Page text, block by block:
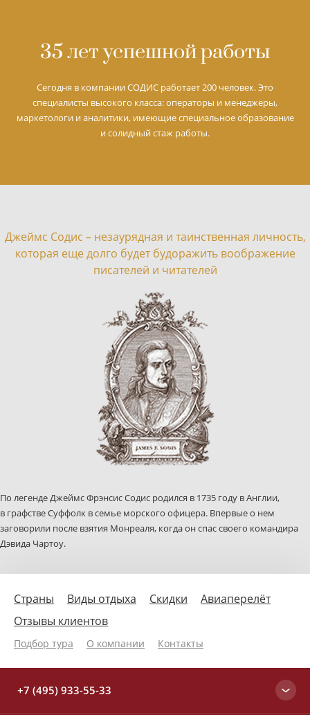
35 лет успешной работы
Сегодня в компании СОДИС работает 200 человек. Это
специалисты высокого класса: операторы и менеджеры,
маркетологи и аналитики, имеющие специальное образование
и солидный стаж работы.
Джеймс Содис – незаурядная и таинственная личность,
которая еще долго будет будоражить воображение
писателей и читателей
По легенде Джеймс Фрэнсис Содис родился в 1735 году в Англии,
в графстве Суффолк в семье морского офицера. Впервые о нем
заговорили после взятия Монреаля, когда он спас своего командира
Дэвида Чартоу.
Страны Виды отдыха Скидки
Авиаперелёт
Отзывы клиентов
Подбор тура О компании Контакты
+7 (495) 933-55-33